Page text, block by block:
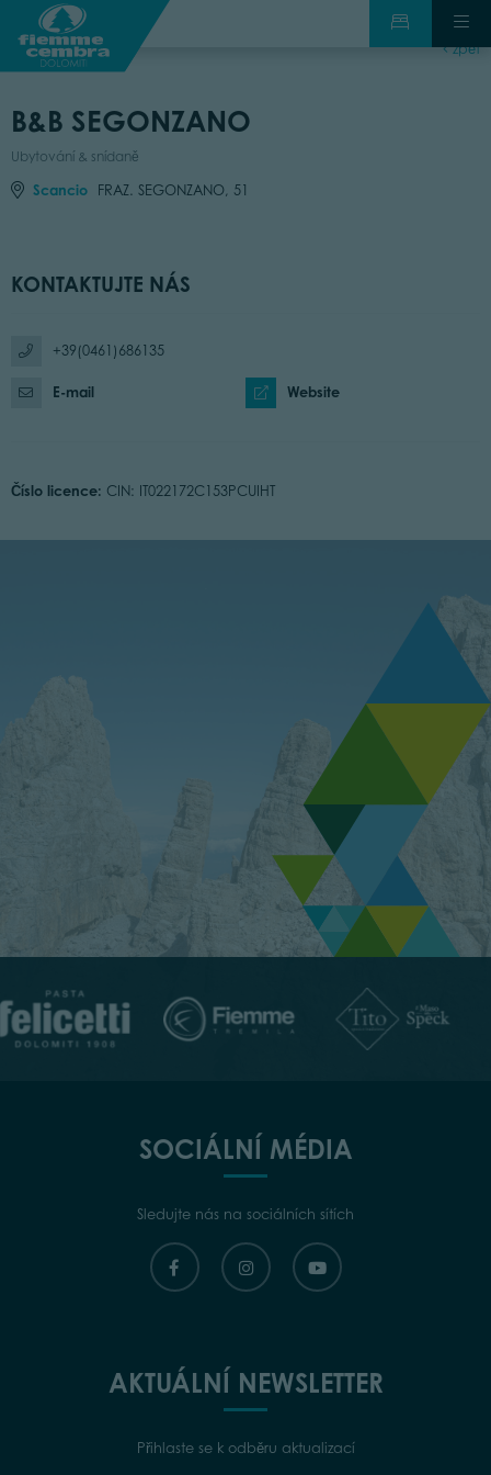
zpět
B&B SEGONZANO
Ubytování & snídaně
Scancio FRAZ. SEGONZANO, 51
KONTAKTUJTE NÁS
+39(0461)686135
E-mail Website
Číslo licence: CIN: IT022172C153PCUIHT
SOCIÁLNÍ MÉDIA
Sledujte nás na sociálních sítích
AKTUÁLNÍ NEWSLETTER
Přihlaste se k odběru aktualizací